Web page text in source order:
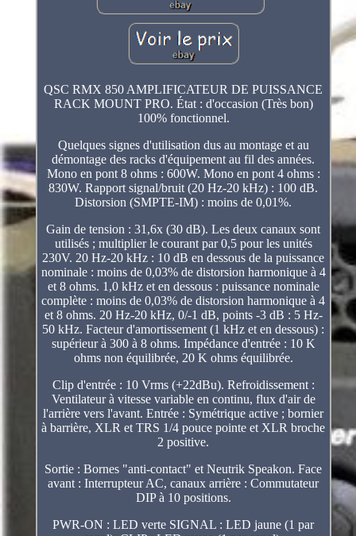
QSC RMX 850 AMPLIFICATEUR DE PUISSANCE
RACK MOUNT PRO. État : d'occasion (Très bon)
100% fonctionnel.
Quelques signes d'utilisation dus au montage et au
démontage des racks d'équipement au fil des années.
Mono en pont 8 ohms : 600W. Mono en pont 4 ohms :
830W. Rapport signal/bruit (20 Hz-20 kHz) : 100 dB.
Distorsion (SMPTE-IM) : moins de 0,01%.
Gain de tension : 31,6x (30 dB). Les deux canaux sont
utilisés ; multiplier le courant par 0,5 pour les unités
230V. 20 Hz-20 kHz : 10 dB en dessous de la puissance
nominale : moins de 0,03% de distorsion harmonique à 4
et 8 ohms. 1,0 kHz et en dessous : puissance nominale
complète : moins de 0,03% de distorsion harmonique à 4
et 8 ohms. 20 Hz-20 kHz, 0/-1 dB, points -3 dB : 5 Hz-
50 kHz. Facteur d'amortissement (1 kHz et en dessous) :
supérieur à 300 à 8 ohms. Impédance d'entrée : 10 K
ohms non équilibrée, 20 K ohms équilibrée.
Clip d'entrée : 10 Vrms (+22dBu). Refroidissement :
Ventilateur à vitesse variable en continu, flux d'air de
l'arrière vers l'avant. Entrée : Symétrique active ; bornier
à barrière, XLR et TRS 1/4 pouce pointe et XLR broche
2 positive.
Sortie : Bornes "anti-contact" et Neutrik Speakon. Face
avant : Interrupteur AC, canaux arrière : Commutateur
DIP à 10 positions.
PWR-ON : LED verte SIGNAL : LED jaune (1 par